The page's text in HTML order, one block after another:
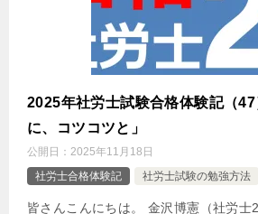
2025年社労士試験合格体験記（
に、コツコツと」
公開日： 2025年11月18日
社労士合格体験記
社労士試験の勉強方法
皆さんこんにちは。 金沢博憲（社労士